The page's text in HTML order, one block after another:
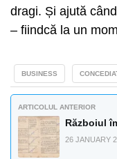
dragi. Și ajută
– fiindcă la un
BUSINESS
ARTICOLUL ANTERIOR
Războiul
26 JANUARY